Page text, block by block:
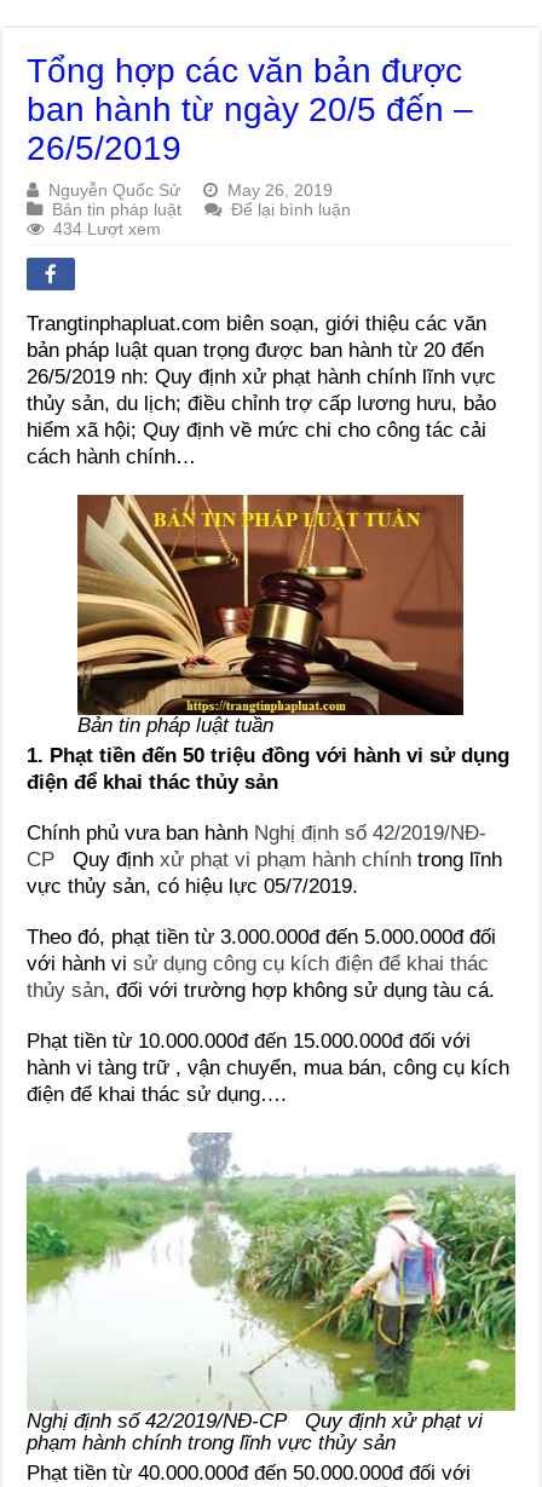
Tổng hợp các văn bản được
ban hành từ ngày 20/5 đến –
26/5/2019
Nguyễn Quốc Sử
May 26, 2019
Bản tin pháp luật
Để lại bình luận
434 Lượt xem
Trangtinphapluat.com biên soạn, giới thiệu các văn
bản pháp luật quan trọng được ban hành từ 20 đến
26/5/2019 nh: Quy định xử phạt hành chính lĩnh vực
thủy sản, du lịch; điều chỉnh trợ cấp lương hưu, bảo
hiểm xã hội; Quy định về mức chi cho công tác cải
cách hành chính…
Bản tin pháp luật tuần
1. Phạt tiền đến 50 triệu đồng với hành vi sử dụng
điện để khai thác thủy sản
Chính phủ vưa ban hành Nghị định số 42/2019/NĐ-
CP Quy địnhxử phạt vi phạm hành chính trong lĩnh
vực thủy sản, có hiệu lực 05/7/2019.
Theo đó, phạt tiền từ 3.000.000đ đến 5.000.000đ đối
với hành vi sử dụng công cụ kích điện để khai thác
thủy sản, đối với trường hợp không sử dụng tàu cá.
Phạt tiền từ 10.000.000đ đến 15.000.000đ đối với
hành vi tàng trữ , vận chuyển, mua bán, công cụ kích
điện để khai thác sử dụng….
Nghị định số 42/2019/NĐ-CP Quy định xử phạt vi
phạm hành chính trong lĩnh vực thủy sản
Phạt tiền từ 40.000.000đ đến 50.000.000đ đối với